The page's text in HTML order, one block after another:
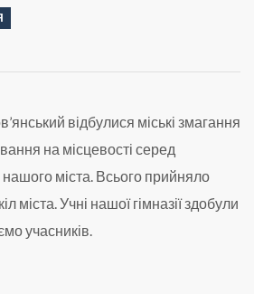
відбулися міські змагання
на місцевості серед
нашого міста. Всього прийняло
міста. Учні нашої гімназії здобули
учасників.